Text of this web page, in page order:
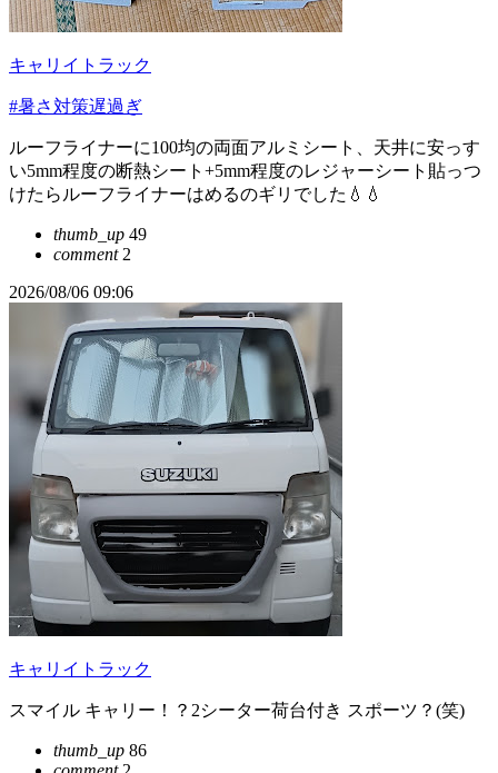
キャリイトラック
#暑さ対策遅過ぎ
ルーフライナーに100均の両面アルミシート、天井に安っす
い5mm程度の断熱シート+5mm程度のレジャーシート貼っつ
けたらルーフライナーはめるのギリでした💧💧
thumb_up 49
comment2
2026/08/06 09:06
キャリイトラック
スマイル キャリー！？2シーター荷台付き スポーツ？(笑)
thumb_up 86